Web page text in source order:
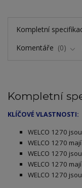
Kompletní
Komentáře
0
Kompletní
KLÍČOVÉ VLASTNOSTI:
WELCO 1270
WELCO 1270
WELCO 1270
WELCO 1270
WELCO 1270